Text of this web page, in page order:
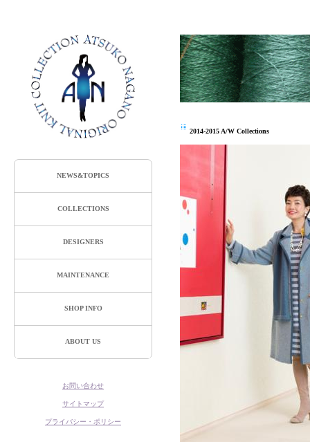
NEWS&TOPICS
COLLECTIONS
DESIGNERS
MAINTENANCE
SHOP INFO
ABOUT US
お問い合わせ
サイトマップ
プライバシー・ポリシー
2014-2015 A/W Collections